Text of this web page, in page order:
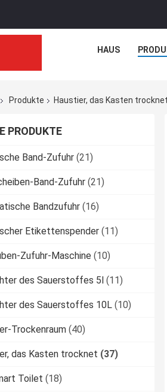
HAUS
Produkte Haustier, das Kasten trocknet
PRODUKTE
Band-Zufuhr (21)
Band-Zufuhr (21)
Bandzufuhr (16)
Etikettenspender (11)
Zufuhr-Maschine (10)
des Sauerstoffes 5l (11)
des Sauerstoffes 10L (10)
Trockenraum (40)
das Kasten trocknet (37)
Toilet (18)